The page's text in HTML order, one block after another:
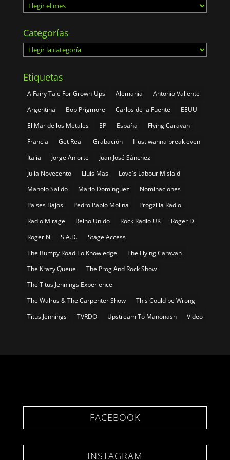
Archivos
Categorías
Categorías
Etiquetas
A Fairy Tale For Grown-Ups Alemania
Antonio Valiente
Argentina
Bob Prigmore Carlos de la Fuente
EEUU
El Mar de los Metales
EP España
Flying Caravan
Francia
Get Real Grabación
I just wanna break even
Italia
Jorge Aniorte
Juan José Sánchez
Julia Novecento
Lluís Mas
Love´s Labour Mislaid
Manolo Salido
Mario Domínguez
Nominaciones
Paises Bajos
Pedro Pablo Molina
Progzilla Radio
Radio Mirage
Reino Unido Rock Radio UK
Roger D
Roger N
S.A.D.
Stage Access
The Bumpy Road To Knowledge
The Flying Caravan
The Krazy Queue
The Prog And Rock Show
The Titus Jennings Experience
The Walrus & The Carpenter Show
This Could be Wrong
Titus Jennings
TVRDO Upstream To Manonash Video
FACEBOOK
INSTAGRAM